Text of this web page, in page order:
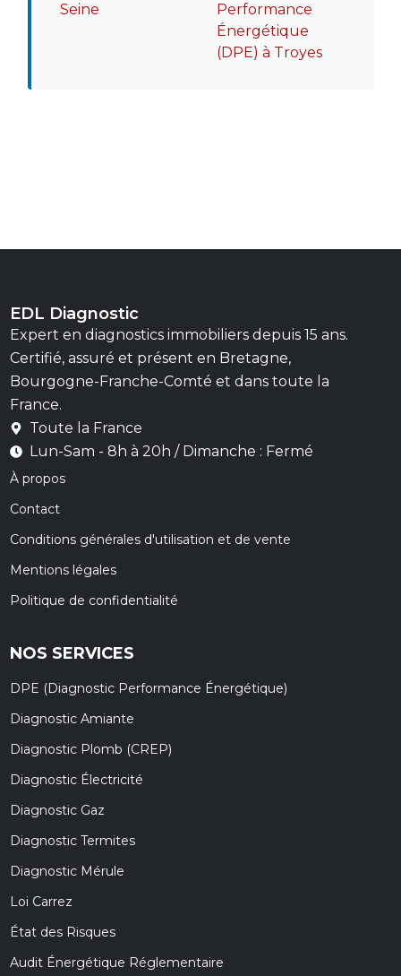
Seine
Performance
Énergétique
(DPE) à Troyes
EDL Diagnostic
Expert en diagnostics immobiliers depuis 15 ans.
Certifié, assuré et présent en Bretagne,
Bourgogne-Franche-Comté et dans toute la
France.
Toute la France
Lun-Sam - 8h à 20h / Dimanche : Fermé
À propos
Contact
Conditions générales d'utilisation et de vente
Mentions légales
Politique de confidentialité
NOS SERVICES
DPE (Diagnostic Performance Énergétique)
Diagnostic Amiante
Diagnostic Plomb (CREP)
Diagnostic Électricité
Diagnostic Gaz
Diagnostic Termites
Diagnostic Mérule
Loi Carrez
État des Risques
Audit Énergétique Réglementaire